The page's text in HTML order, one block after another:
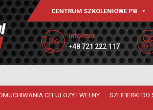
CENTRUM SZKOLENIOWE PB
Infolinia
+48 721 222 117
CELULOZY I WEŁNY SZLIFIERKI DO